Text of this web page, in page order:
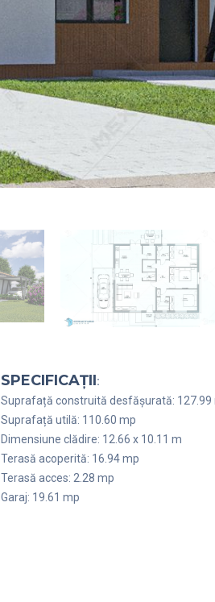
SPECIFICAȚII:
Suprafață construită desfășurată: 127.99
Suprafață utilă: 110.60 mp
Dimensiune clădire: 12.66 x 10.11 m
Terasă acoperită: 16.94 mp
Terasă acces: 2.28 mp
Garaj: 19.61 mp